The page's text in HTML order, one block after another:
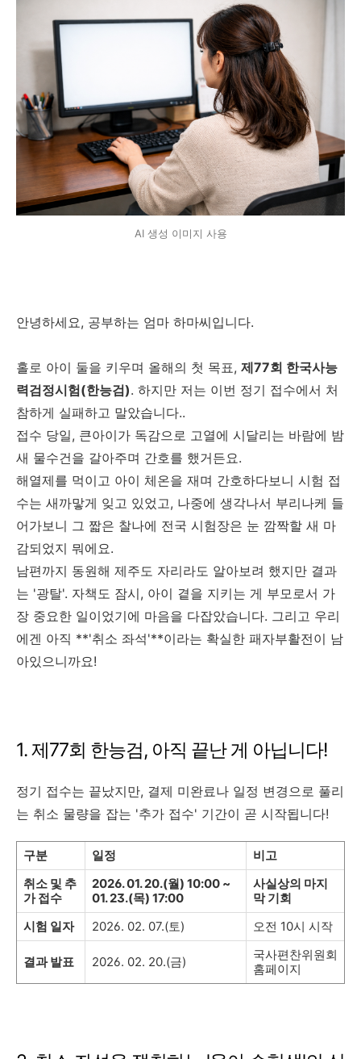
AI 생성 이미지 사용
안녕하세요, 공부하는 엄마 하마씨입니다.
홀로 아이 둘을 키우며 올해의 첫 목표, 제77회 한국사능
력검정시험(한능검). 하지만 저는 이번 정기 접수에서 처
참하게 실패하고 말았습니다..
접수 당일, 큰아이가 독감으로 고열에 시달리는 바람에 밤
새 물수건을 갈아주며 간호를 했거든요.
해열제를 먹이고 아이 체온을 재며 간호하다보니 시험 접
수는 새까맣게 잊고 있었고, 나중에 생각나서 부리나케 들
어가보니 그 짧은 찰나에 전국 시험장은 눈 깜짝할 새 마
감되었지 뭐에요.
남편까지 동원해 제주도 자리라도 알아보려 했지만 결과
는 '광탈'. 자책도 잠시, 아이 곁을 지키는 게 부모로서 가
장 중요한 일이었기에 마음을 다잡았습니다. 그리고 우리
에겐 아직 **'취소 좌석'**이라는 확실한 패자부활전이 남
아있으니까요!
1. 제77회 한능검, 아직 끝난 게 아닙니다!
정기 접수는 끝났지만, 결제 미완료나 일정 변경으로 풀리
는 취소 물량을 잡는 '추가 접수' 기간이 곧 시작됩니다!
구분 일정
비고
취소 및 추
가 접수
2026. 01. 20.(월) 10:00 ~
01. 23.(목) 17:00
사실상의 마지
막 기회
시험 일자
2026. 02. 07.(토) 오전 10시 시작
결과 발표 2026. 02. 20.(금)
국사편찬위원회
홈페이지